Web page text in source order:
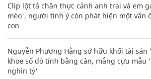
Clip lột tả chân thực cảnh anh trai và em
mèo', người tinh ý còn phát hiện một vấn
con
Nguyễn Phương Hằng sở hữu khối tài
khoe sổ đỏ tính bằng cân, mắng cựu mẫu
nghìn tỷ'